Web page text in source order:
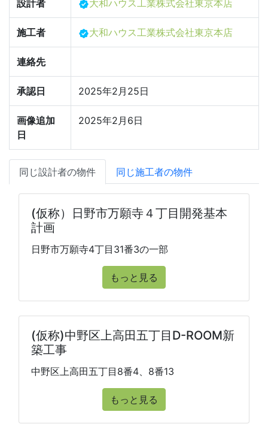
設計者 大和ハウス工業株式会社東京本店
施工者 大和ハウス工業株式会社東京本店
連絡先
承認日 2025年2月25日
画像追加
日
2025年2月6日
同じ設計者の物件 同じ施工者の物件
(仮称）日野市万願寺４丁目開発基本
計画
日野市万願寺4丁目31番3の一部
もっと見る
(仮称)中野区上高田五丁目D-ROOM新
築工事
中野区上高田五丁目8番4、8番13
もっと見る